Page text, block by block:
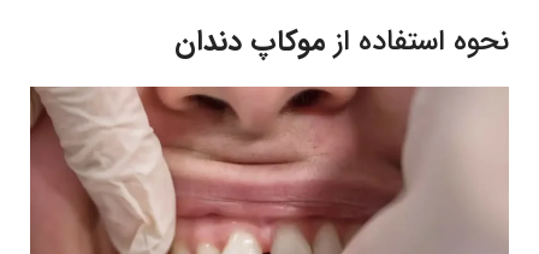
نحوه استفاده ازموکاپ دندان